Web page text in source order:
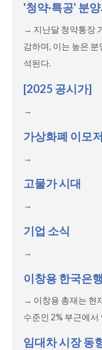
'청약·특공' 분
→ 지난달 청약통장
감하며, 이는 높은
석된다.
[2025 공시가]
→
가상화폐 이모
→
고물가 시대
→
기업 소식
→
이창용 한국은
→ 이창용 총재는 현
수준인 2% 부근에
임대차 시장 동